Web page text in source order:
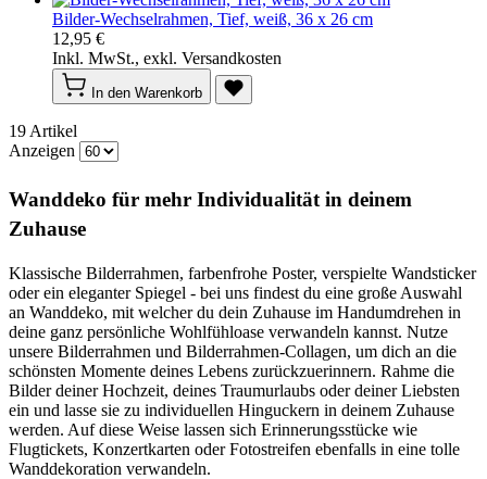
Bilder-Wechselrahmen, Tief, weiß, 36 x 26 cm
12,95 €
Inkl. MwSt., exkl. Versandkosten
In den Warenkorb
19 Artikel
Anzeigen
Wanddeko für mehr Individualität in deinem
Zuhause
Klassische Bilderrahmen, farbenfrohe Poster, verspielte Wandsticker
oder ein eleganter Spiegel - bei uns findest du eine große Auswahl
an Wanddeko, mit welcher du dein Zuhause im Handumdrehen in
deine ganz persönliche Wohlfühloase verwandeln kannst. Nutze
unsere Bilderrahmen und Bilderrahmen-Collagen, um dich an die
schönsten Momente deines Lebens zurückzuerinnern. Rahme die
Bilder deiner Hochzeit, deines Traumurlaubs oder deiner Liebsten
ein und lasse sie zu individuellen Hinguckern in deinem Zuhause
werden. Auf diese Weise lassen sich Erinnerungsstücke wie
Flugtickets, Konzertkarten oder Fotostreifen ebenfalls in eine tolle
Wanddekoration verwandeln.